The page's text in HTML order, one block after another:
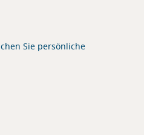
Sie persönliche